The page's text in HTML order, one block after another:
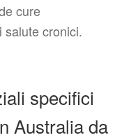
cure
salute cronici.
specifici
Australia da